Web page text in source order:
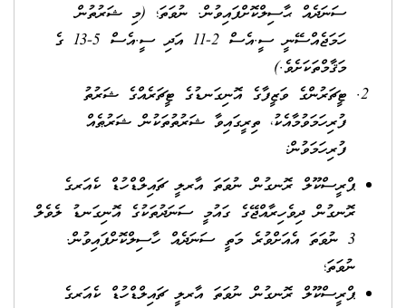
ސަނަދެއް ޙާސިލްކޮށްފައިވުން. ނުވަތަ؛ (މި ޝަރުތުން
ހަމަޖެއްސޭނީ ސީ.އެސް 2-11 އަދި ސީ.އެސް 5-13 ގެ
މަޤާމްތަކަށެވެ.)
ޓީޗަރުންގެ ވަޒީފާގެ އޮނިގަނޑުގެ ޓީޗަރެއްގެ ޝަރުތު
ފުރިހަމަވުމާއެކު، ތިރީގައިވާ ޝަރުތުތަކުން ޝަރުޠެއް
ފުރިހަމަވުން:
ޕްރީސްކޫލް ރޮނގުން ނުވަތަ އާރލީ ޗައިލްޑްހުޑް ކެއަރގެ
ރޮނގުން ދިވެހިރާއްޖޭގެ ގައުމީ ސަނަދުތަކުގެ އޮނިގަނޑު ލެވެލް
3 ނުވަތަ އެއަށްވުރެ މަތީ ސަނަދެއް ހާސިލްކޮށްފައިވުން.
ނުވަތަ؛
ޕްރީސްކޫލް ރޮނގުން ނުވަތަ އާރލީ ޗައިލްޑްހުޑް ކެއަރގެ